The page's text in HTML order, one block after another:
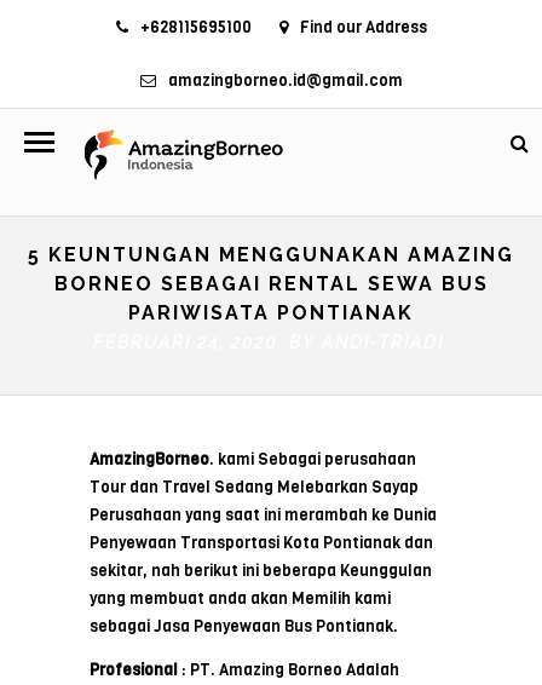
+628115695100 Find our Address
amazingborneo.id@gmail.com
5 KEUNTUNGAN MENGGUNAKAN AMAZING
BORNEO SEBAGAI RENTAL SEWA BUS
PARIWISATA PONTIANAK
AmazingBorneo. kami Sebagai perusahaan
Tour dan Travel Sedang Melebarkan Sayap
Perusahaan yang saat ini merambah ke Dunia
Penyewaan Transportasi Kota Pontianak dan
sekitar, nah berikut ini beberapa Keunggulan
yang membuat anda akan Memilih kami
sebagai Jasa Penyewaan Bus Pontianak.
Profesional : PT. Amazing Borneo Adalah